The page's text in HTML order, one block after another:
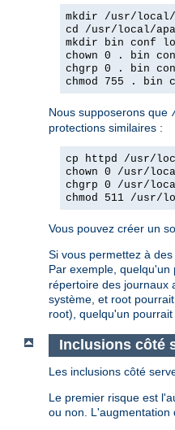
mkdir /usr/local/
cd /usr/local/
mkdir bin conf
chown 0 . bin
chgrp 0 . bin
chmod 755 . bin
Nous supposerons que
protections similaires :
cp httpd /usr/
chown 0 /usr/
chgrp 0 /usr/
chmod 511 /usr/
Vous pouvez créer un
Si vous permettez à
Par exemple,
répertoire des journaux
système, et root
root), quelqu'un
Inclusions côté
Les inclusions côté
Le premier risque est
ou non. L'augmentation